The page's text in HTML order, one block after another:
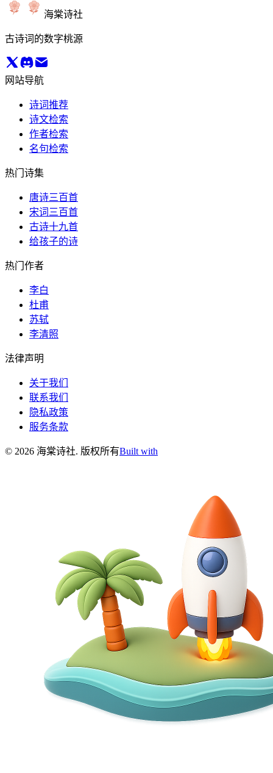
海棠诗社
古诗词的数字桃源
网站导航
诗词推荐
诗文检索
作者检索
名句检索
热门诗集
唐诗三百首
宋词三百首
古诗十九首
给孩子的诗
热门作者
李白
杜甫
苏轼
李清照
法律声明
关于我们
联系我们
隐私政策
服务条款
© 2026 海棠诗社. 版权所有Built with